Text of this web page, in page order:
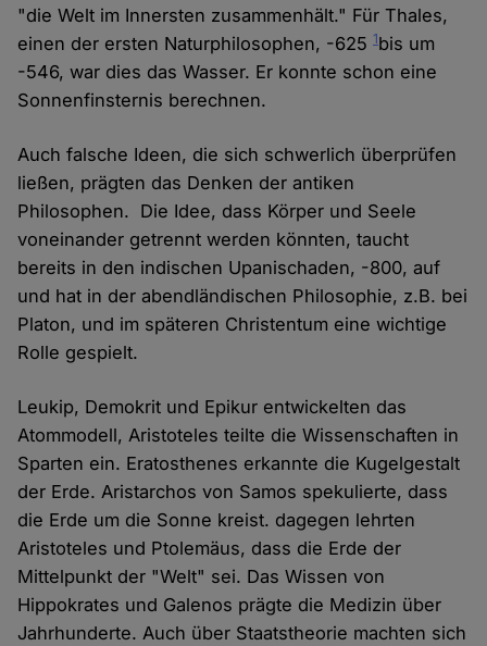
"die Welt im Innersten zusammenhält." Für Thales,
einen der ersten Naturphilosophen, -6251bis um
-546, war dies das Wasser. Er konnte schon eine
Sonnenfinsternis berechnen.
Auch falsche Ideen, die sich schwerlich überprüfen
ließen, prägten das Denken der antiken
Philosophen. Die Idee, dass Körper und Seele
voneinander getrennt werden könnten, taucht
bereits in den indischen Upanischaden, -800, auf
und hat in der abendländischen Philosophie, z.B. bei
Platon, und im späteren Christentum eine wichtige
Rolle gespielt.
Leukip, Demokrit und Epikur entwickelten das
Atommodell, Aristoteles teilte die Wissenschaften in
Sparten ein. Eratosthenes erkannte die Kugelgestalt
der Erde. Aristarchos von Samos spekulierte, dass
die Erde um die Sonne kreist. dagegen lehrten
Aristoteles und Ptolemäus, dass die Erde der
Mittelpunkt der "Welt" sei. Das Wissen von
Hippokrates und Galenos prägte die Medizin über
Jahrhunderte. Auch über Staatstheorie machten sich